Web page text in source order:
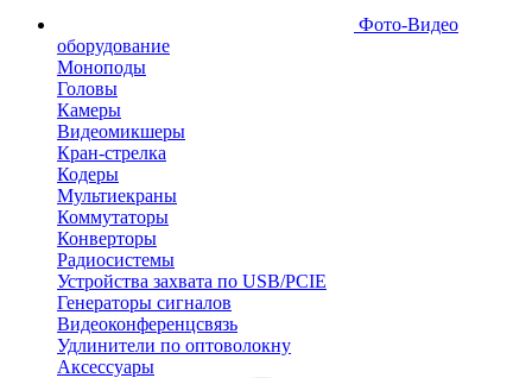
Фото-Видео
оборудование
Моноподы
Головы
Камеры
Видеомикшеры
Кран-стрелка
Кодеры
Мультиекраны
Коммутаторы
Конверторы
Радиосистемы
Устройства захвата по USB/PCIE
Генераторы сигналов
Видеоконференцсвязь
Удлинители по оптоволокну
Аксессуары